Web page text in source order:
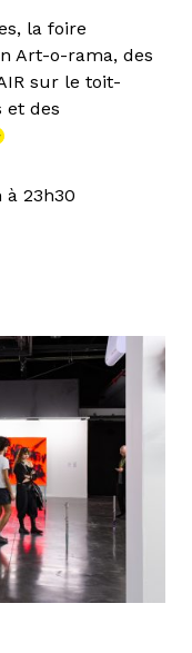
la foire
Art-o-rama, des
sur le toit-
et des
à 23h30